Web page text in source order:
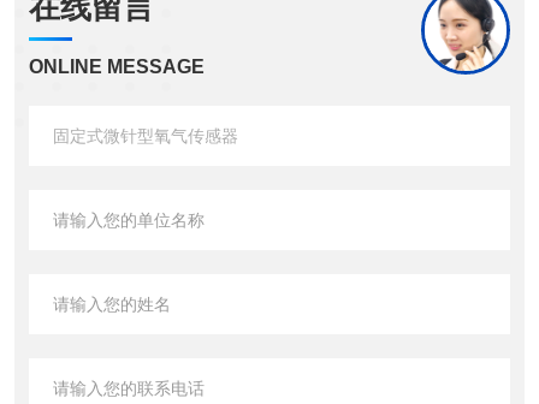
ONLINE MESSAGE